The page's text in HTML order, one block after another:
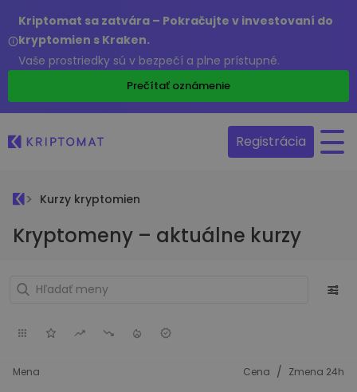
Kriptomat sa zatvára – Pokračujte v investovaní do
kryptomien s Kraken.
Vaše prostriedky sú v bezpečí a plne prístupné.
Prečítať oznámenie
Registrácia
Kurzy kryptomien
Kryptomeny – aktuálne kurzy
Mena Cena / Zmena 24h